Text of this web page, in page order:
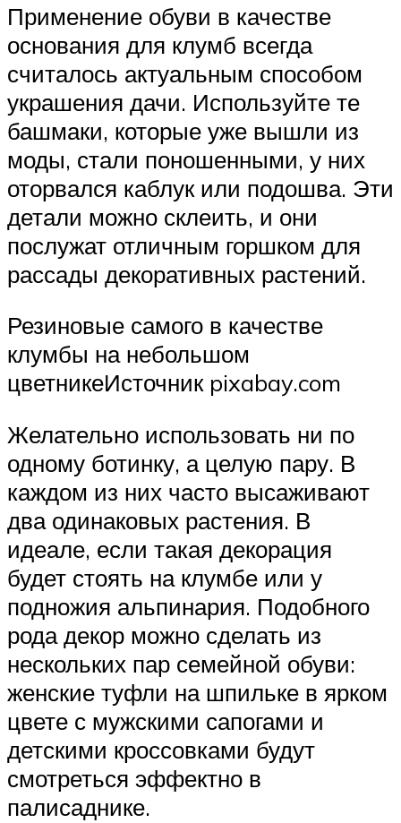
Применение обуви в качестве
основания для клумб всегда
считалось актуальным способом
украшения дачи. Используйте те
башмаки, которые уже вышли из
моды, стали поношенными, у них
оторвался каблук или подошва. Эти
детали можно склеить, и они
послужат отличным горшком для
рассады декоративных растений.
Резиновые самого в качестве
клумбы на небольшом
цветникеИсточник pixabay.com
Желательно использовать ни по
одному ботинку, а целую пару. В
каждом из них часто высаживают
два одинаковых растения. В
идеале, если такая декорация
будет стоять на клумбе или у
подножия альпинария. Подобного
рода декор можно сделать из
нескольких пар семейной обуви:
женские туфли на шпильке в ярком
цвете с мужскими сапогами и
детскими кроссовками будут
смотреться эффектно в
палисаднике.